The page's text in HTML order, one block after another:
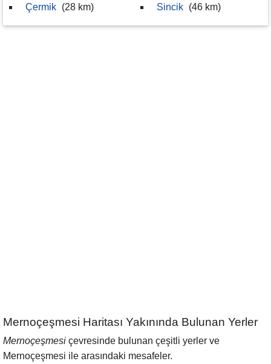
Çermik (28 km) Sincik (46 km)
Mernoçeşmesi Haritası Yakınında Bulunan Yerler
Mernoçeşmesi çevresinde bulunan çeşitli yerler ve
Mernoçeşmesi ile arasındaki mesafeler.